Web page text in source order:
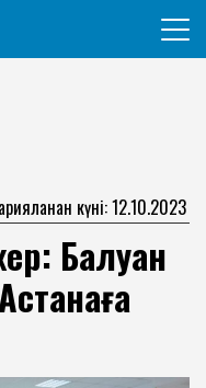
гражданин
күні: 12.10.2023
Балуан